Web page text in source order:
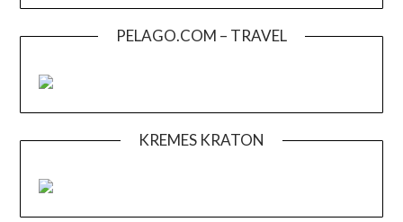
PELAGO.COM – TRAVEL
KREMES KRATON